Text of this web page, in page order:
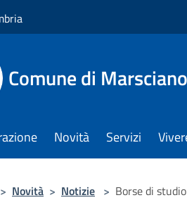
Comune di Marsciano
Novità Servizi
> Novità > Notizie > Borse di